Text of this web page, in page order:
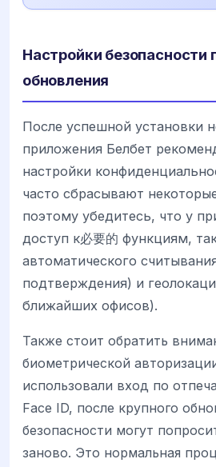
Настройки безопасности
обновления
После успешной установки
приложения Белбет
настройки
часто сбрасывают
поэтому убедитесь, что у
доступ к必要的 функциям,
автоматического
подтверждения) и
ближайших офисов).
Также стоит обратить
биометрической
использовали вход по
Face ID, после крупного
безопасности могут
заново. Это нормальная